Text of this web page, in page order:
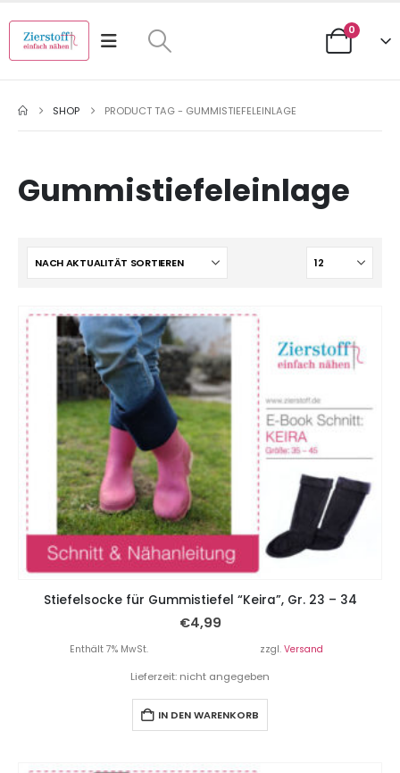
0
SHOP PRODUCT TAG - GUMMISTIEFELEINLAGE
Gummistiefeleinlage
Stiefelsocke für Gummistiefel “Keira”, Gr. 23 – 34
€4,99
Enthält 7% MwSt. zzgl. Versand
Lieferzeit: nicht angegeben
IN DEN WARENKORB